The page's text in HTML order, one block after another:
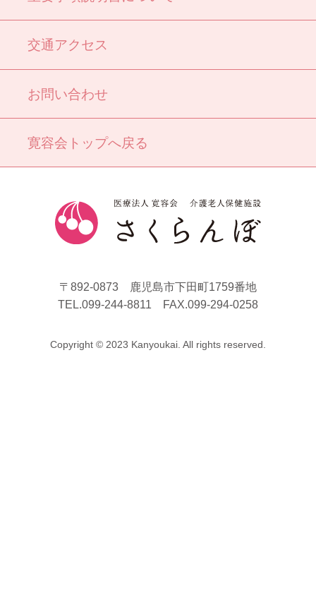
交通アクセス
お問い合わせ
寛容会トップへ戻る
〒892-0873 鹿児島市下田町1759番地
TEL.099-244-8811 FAX.099-294-0258
Copyright © 2023 Kanyoukai. All rights reserved.